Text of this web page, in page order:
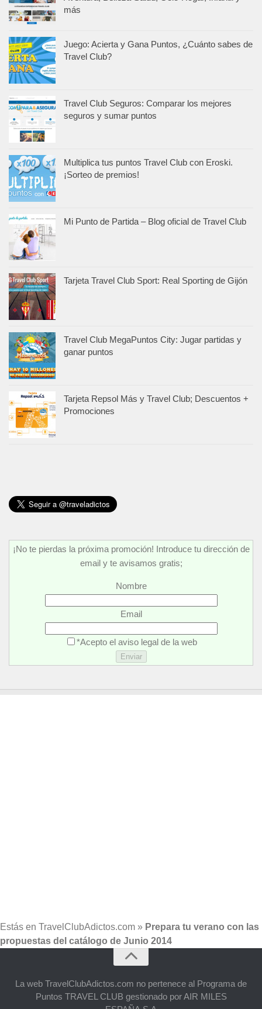
más
Juego: Acierta y Gana Puntos, ¿Cuánto sabes de
Travel Club?
Travel Club Seguros: Comparar los mejores
seguros y sumar puntos
Multiplica tus puntos Travel Club con Eroski.
¡Sorteo de premios!
Mi Punto de Partida – Blog oficial de Travel Club
Tarjeta Travel Club Sport: Real Sporting de Gijón
Travel Club MegaPuntos City: Jugar partidas y
ganar puntos
Tarjeta Repsol Más y Travel Club; Descuentos +
Promociones
¡No te pierdas la próxima promoción! Introduce tu dirección de
email y te avisamos gratis;
Nombre
Email
*Acepto el aviso legal de la web
Estás en TravelClubAdictos.com » Prepara tu verano con las
propuestas del catálogo de Junio 2014
La web TravelClubAdictos.com no pertenece al Programa de
Puntos TRAVEL CLUB gestionado por AIR MILES